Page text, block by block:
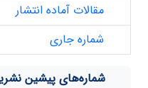
مقالات آماده انتشار
شماره جاری
شماره‌های پیشین